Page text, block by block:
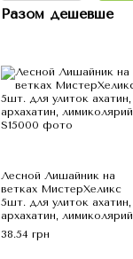
Разом дешевше
Лесной Лишайник на
ветках МистерХеликс
5шт. для улиток ахатин,
архахатин, лимиколярий
38.54 грн